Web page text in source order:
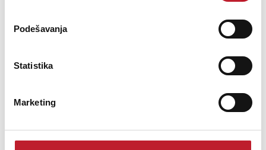
Podešavanja
Statistika
Marketing
Na stanju
DODAJ U KORPU